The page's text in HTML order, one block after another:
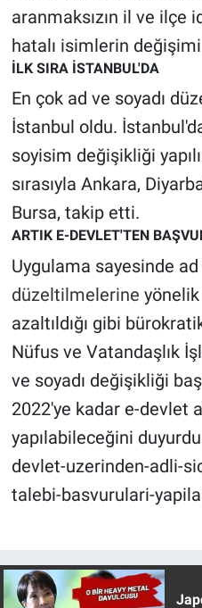
aranmaksızın il ve ilçe
hatalı isimlerin değişimi
İLK SIRA İSTANBUL'DA
En çok ad ve soyadı
İstanbul oldu.
soyisim değişikliği
sırasıyla Ankara,
Bursa, takip etti.
ARTIK E-DEVLET'TEN
Uygulama sayesinde ad
düzeltilmelerine
azaltıldığı gibi
Nüfus ve Vatandaşlık
ve soyadı değişikliği
2022'ye kadar e-devlet
yapılabileceğini
devlet-uzerinden-adli-
talebi-basvurulari-